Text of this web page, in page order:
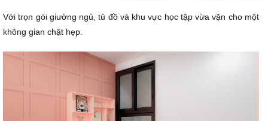
Với trọn gói giường ngủ, tủ đồ và khu vực học tập vừa vặn cho một
không gian chật hẹp.